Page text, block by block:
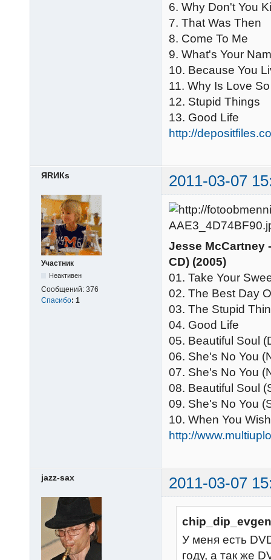
6. Why Don't You
7. That Was Then
8. Come To Me
9. What's Your
10. Because You
11. Why Is Love
12. Stupid Things
13. Good Life
http://
ЯRИКs 2011-03-07
Участник
Неактивен
Сообщений: 376
Спасибо: 1
Jesse McCartney
CD) (2005)
01. Take Your
02. The Best Day
03. The Stupid
04. Good Life
05. Beautiful Soul
06. She's No You
07. She's No You
08. Beautiful Soul
09. She's No You
10. When You
http://
jazz-sax 2011-03-07
У меня есть
году, а так же